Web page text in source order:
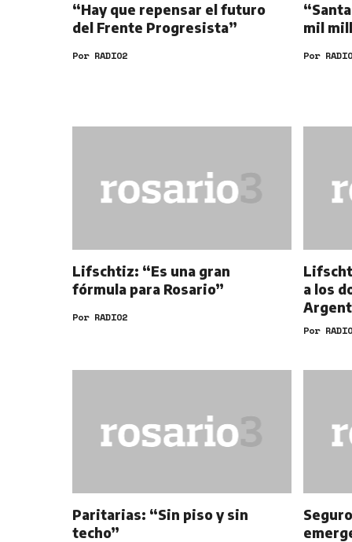
“Hay que repensar el futuro
del Frente Progresista”
Por RADIO2
mil
Por
Lifschtiz: “Es una gran
fórmula para Rosario”
Por RADIO2
a los
Por
Paritarias: “Sin piso y sin
techo”